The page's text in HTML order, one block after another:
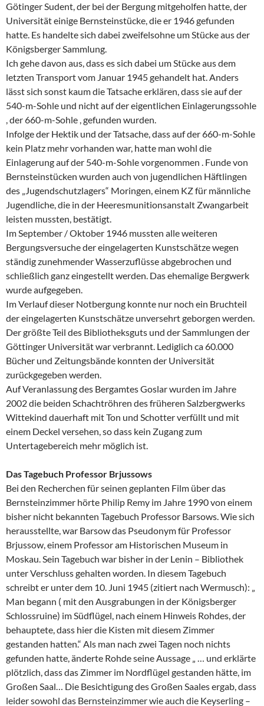
Götinger Sudent, der bei der Bergung mitgeholfen hatte, der
Universität einige Bernsteinstücke, die er 1946 gefunden
hatte. Es handelte sich dabei zweifelsohne um Stücke aus der
Königsberger Sammlung.
Ich gehe davon aus, dass es sich dabei um Stücke aus dem
letzten Transport vom Januar 1945 gehandelt hat. Anders
lässt sich sonst kaum die Tatsache erklären, dass sie auf der
540-m-Sohle und nicht auf der eigentlichen Einlagerungssohle
, der 660-m-Sohle , gefunden wurden.
Infolge der Hektik und der Tatsache, dass auf der 660-m-Sohle
kein Platz mehr vorhanden war, hatte man wohl die
Einlagerung auf der 540-m-Sohle vorgenommen . Funde von
Bernsteinstücken wurden auch von jugendlichen Häftlingen
des „Jugendschutzlagers“ Moringen, einem KZ für männliche
Jugendliche, die in der Heeresmunitionsanstalt Zwangarbeit
leisten mussten, bestätigt.
Im September / Oktober 1946 mussten alle weiteren
Bergungsversuche der eingelagerten Kunstschätze wegen
ständig zunehmender Wasserzuflüsse abgebrochen und
schließlich ganz eingestellt werden. Das ehemalige Bergwerk
wurde aufgegeben.
Im Verlauf dieser Notbergung konnte nur noch ein Bruchteil
der eingelagerten Kunstschätze unversehrt geborgen werden.
Der größte Teil des Bibliotheksguts und der Sammlungen der
Göttinger Universität war verbrannt. Lediglich ca 60.000
Bücher und Zeitungsbände konnten der Universität
zurückgegeben werden.
Auf Veranlassung des Bergamtes Goslar wurden im Jahre
2002 die beiden Schachtröhren des früheren Salzbergwerks
Wittekind dauerhaft mit Ton und Schotter verfüllt und mit
einem Deckel versehen, so dass kein Zugang zum
Untertagebereich mehr möglich ist.
Das Tagebuch Professor Brjussows
Bei den Recherchen für seinen geplanten Film über das
Bernsteinzimmer hörte Philip Remy im Jahre 1990 von einem
bisher nicht bekannten Tagebuch Professor Barsows. Wie sich
herausstellte, war Barsow das Pseudonym für Professor
Brjussow, einem Professor am Historischen Museum in
Moskau. Sein Tagebuch war bisher in der Lenin – Bibliothek
unter Verschluss gehalten worden. In diesem Tagebuch
schreibt er unter dem 10. Juni 1945 (zitiert nach Wermusch): „
Man begann ( mit den Ausgrabungen in der Königsberger
Schlossruine) im Südflügel, nach einem Hinweis Rohdes, der
behauptete, dass hier die Kisten mit diesem Zimmer
gestanden hatten.“ Als man nach zwei Tagen noch nichts
gefunden hatte, änderte Rohde seine Aussage „ … und erklärte
plötzlich, dass das Zimmer im Nordflügel gestanden hätte, im
Großen Saal… Die Besichtigung des Großen Saales ergab, dass
leider sowohl das Bernsteinzimmer wie auch die Keyserling –